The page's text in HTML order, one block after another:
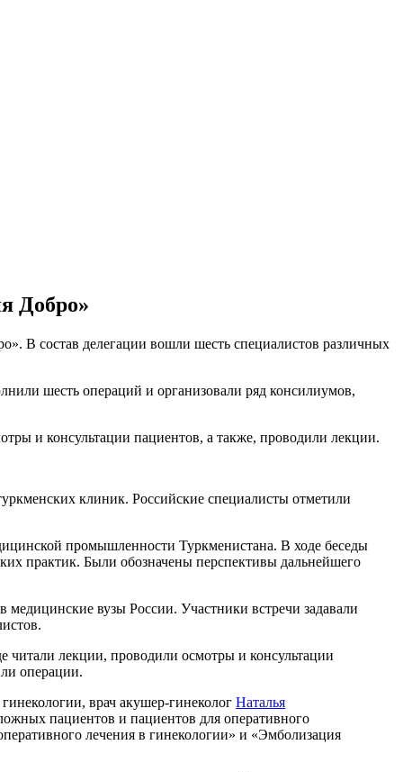
Добро»
В состав делегации вошли шесть специалистов различных
шесть операций и организовали ряд консилиумов,
и консультации пациентов, а также, проводили лекции.
клиник. Российские специалисты отметили
промышленности Туркменистана. В ходе беседы
практик. Были обозначены перспективы дальнейшего
вузы России. Участники встречи задавали
лекции, проводили осмотры и консультации
операции.
врач акушер-гинеколог Наталья
пациентов и пациентов для оперативного
лечения в гинекологии» и «Эмболизация